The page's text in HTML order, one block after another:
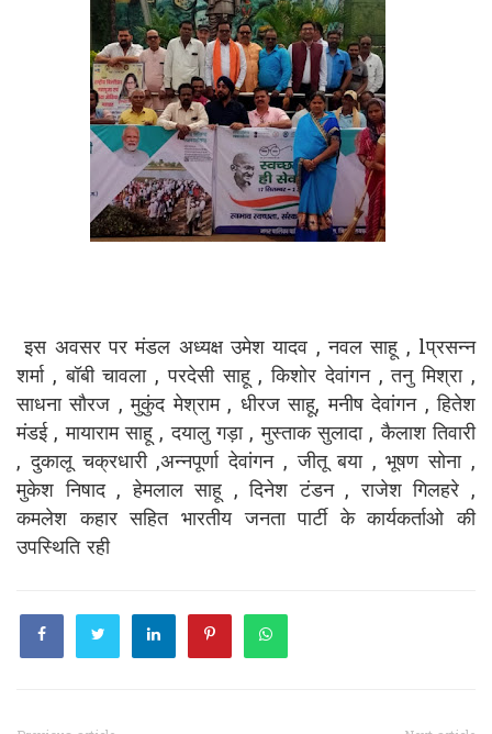
इस अवसर पर मंडल अध्यक्ष उमेश यादव , नवल साहू , lप्रसन्न
शर्मा , बॉबी चावला , परदेसी साहू , किशोर देवांगन , तनु मिश्रा ,
साधना सौरज , मुकुंद मेश्राम , धीरज साहू, मनीष देवांगन , हितेश
मंडई , मायाराम साहू , दयालु गड़ा , मुस्ताक सुलादा , कैलाश तिवारी
, दुकालू चक्रधारी ,अन्नपूर्णा देवांगन , जीतू बया , भूषण सोना ,
मुकेश निषाद , हेमलाल साहू , दिनेश टंडन , राजेश गिलहरे ,
कमलेश कहार सहित भारतीय जनता पार्टी के कार्यकर्ताओ की
उपस्थिति रही